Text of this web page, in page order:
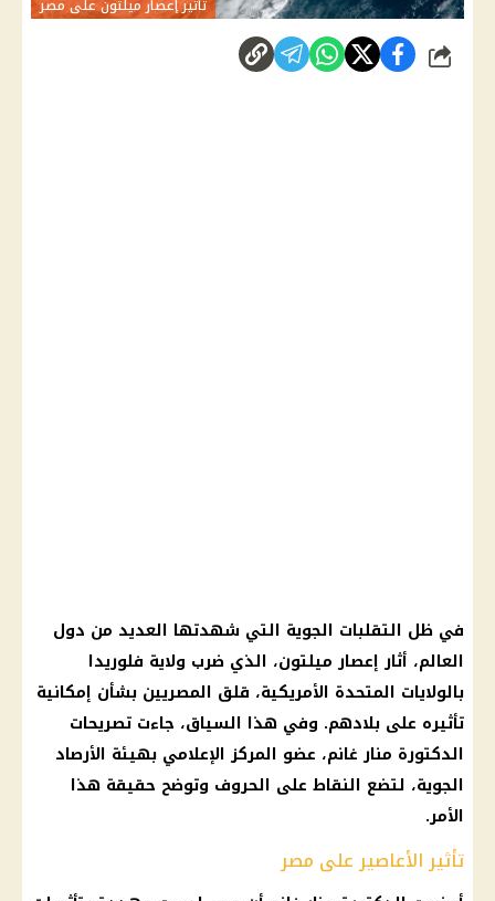
تأثير إعصار ميلتون على مصر
شارك
في ظل التقلبات الجوية التي شهدتها العديد من دول
العالم، أثار إعصار ميلتون، الذي ضرب ولاية فلوريدا
بالولايات المتحدة الأمريكية، قلق المصريين بشأن إمكانية
تأثيره على بلادهم. وفي هذا السياق، جاءت تصريحات
الدكتورة منار غانم، عضو المركز الإعلامي بهيئة الأرصاد
الجوية، لتضع النقاط على الحروف وتوضح حقيقة هذا
الأمر.
تأثير الأعاصير على مصر